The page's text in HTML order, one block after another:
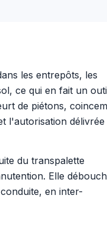
les entrepôts, les
ce qui en fait un
de piétons,
l'autorisation
du transpalette
Elle
en inter-